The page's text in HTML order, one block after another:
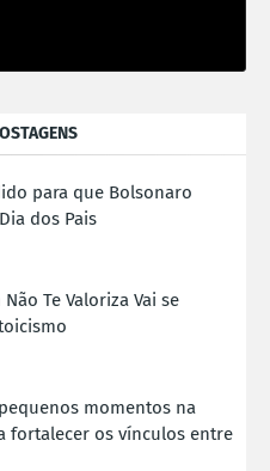
para que Bolsonaro
dos Pais
Te Valoriza Vai se
momentos na
fortalecer os vínculos entre